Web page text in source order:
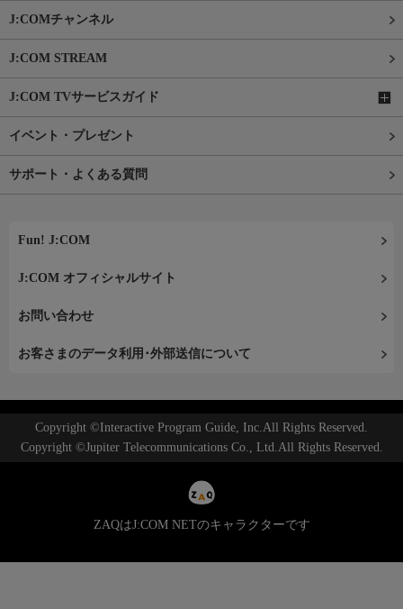
J:COMチャンネル
J:COM STREAM
J:COM TVサービスガイド
イベント・プレゼント
サポート・よくある質問
Fun! J:COM
J:COM オフィシャルサイト
お問い合わせ
お客さまのデータ利用･外部送信について
Copyright ©Interactive Program Guide, Inc.All Rights Reserved.
Copyright ©Jupiter Telecommunications Co., Ltd.All Rights Reserved.
ZAQはJ:COM NETのキャラクターです